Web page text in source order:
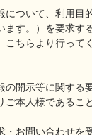
について、利用
ます。）を要求
こちらより行っ
の開示等に関す
本人様であるこ
・お問い合わせ